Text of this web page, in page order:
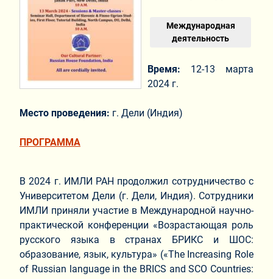
Международная
деятельность
Время:
12-13 марта
2024 г.
Место проведения: г. Дели (Индия)
ПРОГРАММА
В 2024 г. ИМЛИ РАН продолжил сотрудничество с
Университетом Дели (г. Дели, Индия). Сотрудники
ИМЛИ приняли участие в Международной научно-
практической конференции «Возрастающая роль
русского языка в странах БРИКС и ШОС:
образование, язык, культура» («The Increasing Role
of Russian language in the BRICS and SCO Countries: